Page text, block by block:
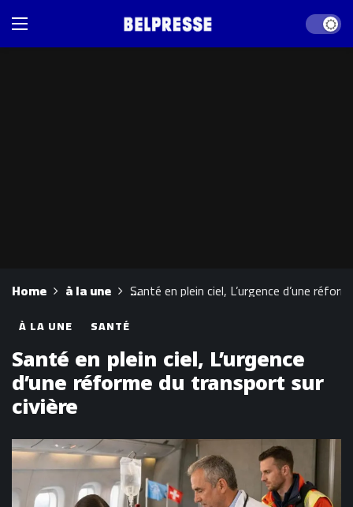
Dark
Home à la une Santé en plein ciel, L’urgence d’une
À LA UNE SANTÉ
Santé en plein ciel, L’urgence
d’une réforme du transport sur
civière